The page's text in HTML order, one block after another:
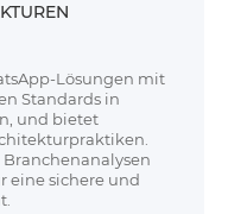
Lösungen mit
Standards in
und bietet
eine sichere und